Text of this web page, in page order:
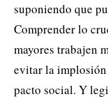
suponiendo que
Comprender lo
mayores trabajen
evitar la
pacto social. Y